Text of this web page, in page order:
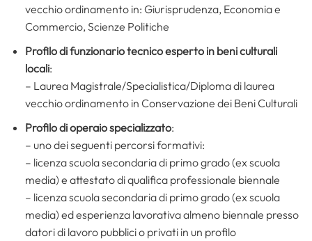
vecchio ordinamento in: Giurisprudenza, Economia e
Commercio, Scienze Politiche
Profilo difunzionario tecnico esperto in beni culturali
locali:
– Laurea Magistrale/Specialistica/Diploma di laurea
vecchio ordinamento in Conservazione dei Beni Culturali
Profilo di operaio specializzato:
– uno dei seguenti percorsi formativi:
– licenza scuola secondaria di primo grado (ex scuola
media) e attestato di qualifica professionale biennale
– licenza scuola secondaria di primo grado (ex scuola
media) ed esperienza lavorativa almeno biennale presso
datori di lavoro pubblici o privati in un profilo